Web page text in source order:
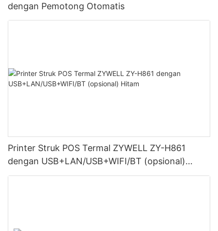
dengan Pemotong Otomatis
Printer Struk POS Termal ZYWELL ZY-H861
dengan USB+LAN/USB+WIFI/BT (opsional)
Hitam